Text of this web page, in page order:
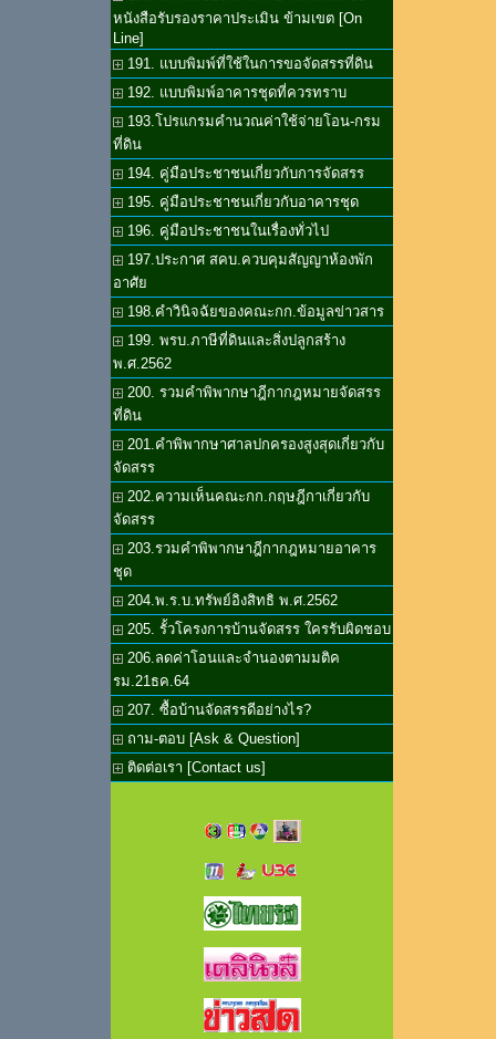
หนังสือรับรองราคาประเมิน ข้ามเขต [On
Line]
191. แบบพิมพ์ที่ใช้ในการขอจัดสรรที่ดิน
192. แบบพิมพ์อาคารชุดที่ควรทราบ
193.โปรแกรมคำนวณค่าใช้จ่ายโอน-กรม
ที่ดิน
194. คู่มือประชาชนเกี่ยวกับการจัดสรร
195. คู่มือประชาชนเกี่ยวกับอาคารชุด
196. คู่มือประชาชนในเรื่องทั่วไป
197.ประกาศ สคบ.ควบคุมสัญญาห้องพัก
อาศัย
198.คำวินิจฉัยของคณะกก.ข้อมูลข่าวสาร
199. พรบ.ภาษีที่ดินและสิ่งปลูกสร้าง
พ.ศ.2562
200. รวมคำพิพากษาฎีกากฎหมายจัดสรร
ที่ดิน
201.คำพิพากษาศาลปกครองสูงสุดเกี่ยวกับ
จัดสรร
202.ความเห็นคณะกก.กฤษฎีกาเกี่ยวกับ
จัดสรร
203.รวมคำพิพากษาฎีกากฎหมายอาคาร
ชุด
204.พ.ร.บ.ทรัพย์อิงสิทธิ พ.ศ.2562
205. รั้วโครงการบ้านจัดสรร ใครรับผิดชอบ
206.ลดค่าโอนและจำนองตามมติค
รม.21ธค.64
207. ซื้อบ้านจัดสรรดีอย่างไร?
ถาม-ตอบ [Ask & Question]
ติดต่อเรา [Contact us]